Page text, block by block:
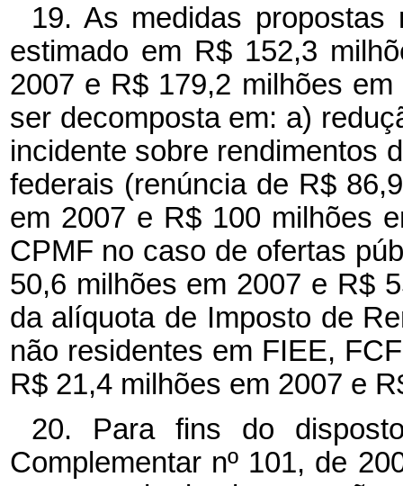
19. As medidas
estimado em R$ 152,3
2007 e R$ 179,2 milhões
ser decomposta em: a)
incidente sobre rendimentos
federais (renúncia de R$
em 2007 e R$ 100 milhões
CPMF no caso de ofertas
50,6 milhões em 2007 e R$
da alíquota de Imposto de
não residentes em FIEE,
R$ 21,4 milhões em 2007 e
20. Para fins do
Complementar nº 101, de